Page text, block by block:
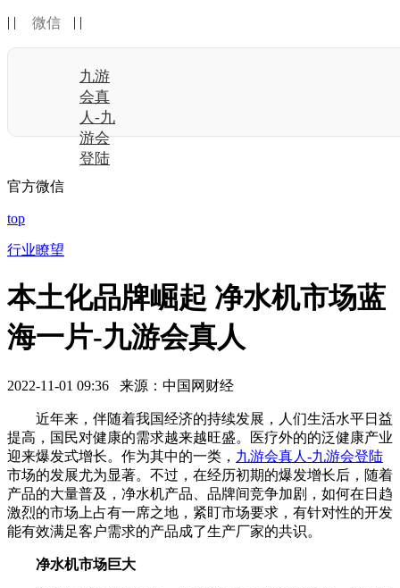
| | 微信 | |
九游
会真
人-九
游会
登陆
官方微信
top
行业瞭望
本土化品牌崛起 净水机市场蓝
海一片-九游会真人
2022-11-01 09:36 来源：中国网财经
近年来，伴随着我国经济的持续发展，人们生活水平日益
提高，国民对健康的需求越来越旺盛。医疗外的的泛健康产业
迎来爆发式增长。作为其中的一类， 九游会真人-九游会登陆
市场的发展尤为显著。不过，在经历初期的爆发增长后，随着
产品的大量普及，净水机产品、品牌间竞争加剧，如何在日趋
激烈的市场上占有一席之地，紧盯市场要求，有针对性的开发
能有效满足客户需求的产品成了生产厂家的共识。
净水机市场巨大